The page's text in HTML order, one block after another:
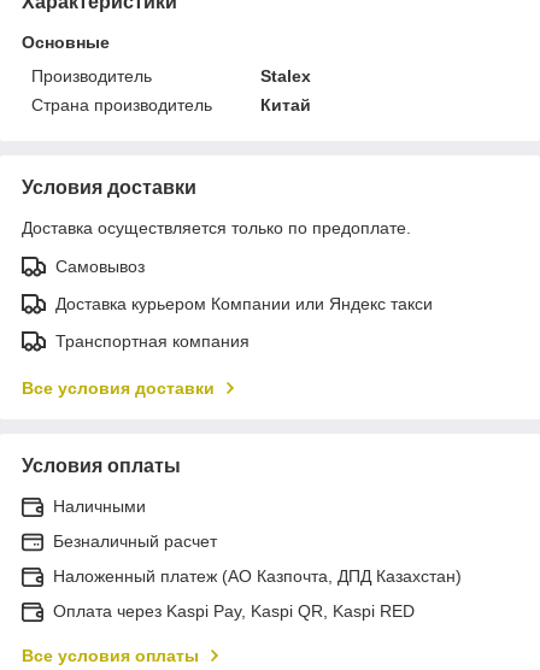
Основные
Производитель
Stalex
Страна производитель
Китай
Условия доставки
Доставка осуществляется только по предоплате.
Самовывоз
Доставка курьером Компании или Яндекс такси
Транспортная компания
Все условия доставки
Условия оплаты
Наличными
Безналичный расчет
Наложенный платеж (АО Казпочта, ДПД Казахстан)
Оплата через Kaspi Pay, Kaspi QR, Kaspi RED
Все условия оплаты